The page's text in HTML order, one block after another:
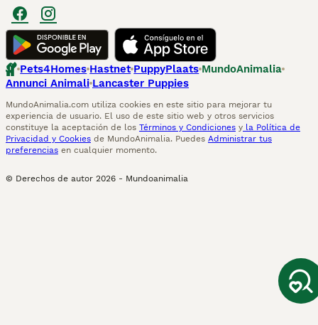
Pets4Homes Hastnet PuppyPlaats MundoAnimalia
Annunci Animali Lancaster Puppies
MundoAnimalia.com utiliza cookies en este sitio para mejorar tu
experiencia de usuario. El uso de este sitio web y otros servicios
constituye la aceptación de los Términos y Condiciones y la Política de
Privacidad y Cookies de MundoAnimalia. Puedes Administrar tus
preferencias en cualquier momento.
© Derechos de autor 2026 - Mundoanimalia